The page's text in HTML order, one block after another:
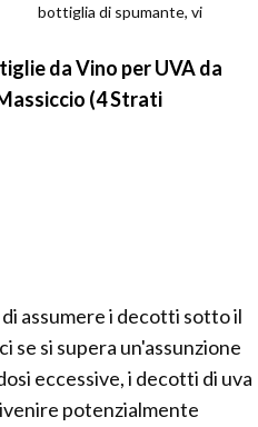
bottiglia di spumante, vi
annotando l’avveniment...
da Vino per UVA da
(4 Strati
assumere i decotti sotto il
si supera un'assunzione
eccessive, i decotti di uva
potenzialmente